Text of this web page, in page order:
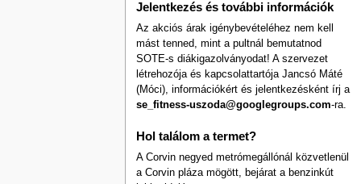
Jelentkezés és további információk
Az akciós árak igénybevételéhez nem kell
mást tenned, mint a pultnál bemutatnod
SOTE-s diákigazolványodat! A szervezet
létrehozója és kapcsolattartója Jancsó Máté
(Móci), információkért és jelentkezésként írj a
se_fitness-uszoda@googlegroups.com-ra.
Hol találom a termet?
A Corvin negyed metrómegállónál közvetlenül
a Corvin pláza mögött, bejárat a benzinkút